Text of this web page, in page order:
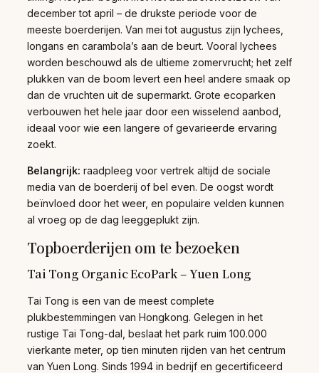
december tot april – de drukste periode voor de
meeste boerderijen. Van mei tot augustus zijn lychees,
longans en carambola’s aan de beurt. Vooral lychees
worden beschouwd als de ultieme zomervrucht; het zelf
plukken van de boom levert een heel andere smaak op
dan de vruchten uit de supermarkt. Grote ecoparken
verbouwen het hele jaar door een wisselend aanbod,
ideaal voor wie een langere of gevarieerde ervaring
zoekt.
Belangrijk: raadpleeg voor vertrek altijd de sociale
media van de boerderij of bel even. De oogst wordt
beïnvloed door het weer, en populaire velden kunnen
al vroeg op de dag leeggeplukt zijn.
Topboerderijen om te bezoeken
Tai Tong Organic EcoPark – Yuen Long
Tai Tong is een van de meest complete
plukbestemmingen van Hongkong. Gelegen in het
rustige Tai Tong-dal, beslaat het park ruim 100.000
vierkante meter, op tien minuten rijden van het centrum
van Yuen Long. Sinds 1994 in bedrijf en gecertificeerd